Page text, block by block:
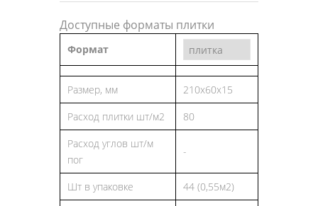
Доступные форматы плитки
Формат
Размер, мм
210x60x15
Расход плитки шт/м2
80
Расход углов шт/м
пог
-
Шт в упаковке
44 (0,55м2)